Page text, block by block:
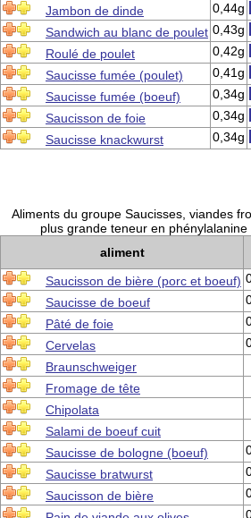
Jambon de dinde
0,44g
Sandwich au blanc de poulet 0,43g
Roulé de poulet
0,42g
Saucisse fumée (poulet)
0,41g
Saucisse fumée (boeuf)
0,34g
Saucisson de foie
0,34g
Saucisse knackwurst
0,34g
Aliments du groupe Saucisses, viandes
plus grande teneur en phénylalanine
aliment
Saucisson de bière (porc et boeuf)
Saucisse de boeuf
Pâté de foie
Cervelas
Braunschweiger
Fromage de tête
Chipolata
Salami de boeuf cuit
Saucisse de bologne (boeuf)
Saucisse bratwurst
Saucisson de bière